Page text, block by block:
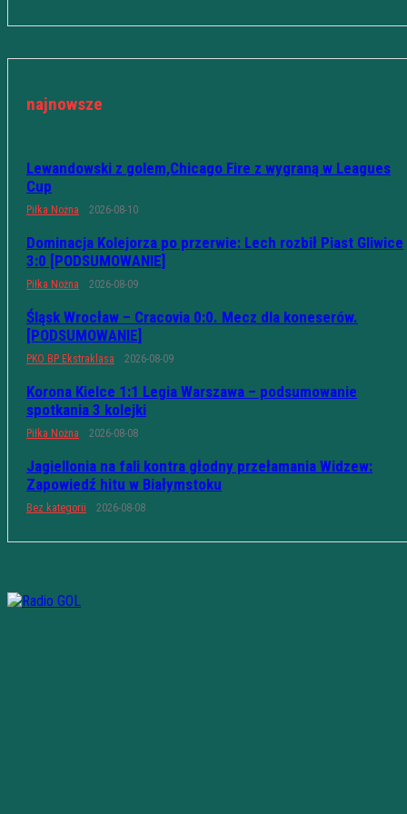
najnowsze
Lewandowski z golem,Chicago Fire z wygraną w Leagues
Cup
Piłka Nożna 2026-08-10
Dominacja Kolejorza po przerwie: Lech rozbił Piast Gliwice
3:0 [PODSUMOWANIE]
Piłka Nożna 2026-08-09
Śląsk Wrocław – Cracovia 0:0. Mecz dla koneserów.
[PODSUMOWANIE]
PKO BP Ekstraklasa 2026-08-09
Korona Kielce 1:1 Legia Warszawa – podsumowanie
spotkania 3 kolejki
Piłka Nożna 2026-08-08
Jagiellonia na fali kontra głodny przełamania Widzew:
Zapowiedź hitu w Białymstoku
Bez kategorii 2026-08-08